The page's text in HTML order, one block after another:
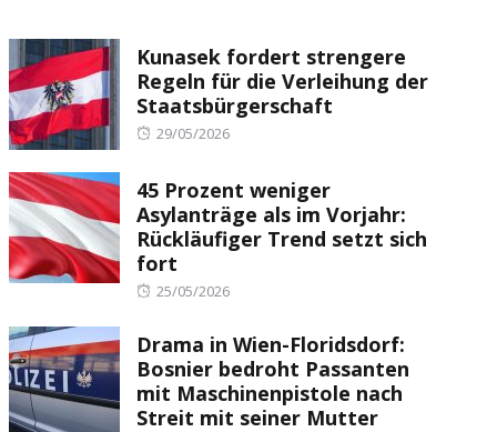
Kunasek fordert strengere
Regeln für die Verleihung der
Staatsbürgerschaft
Posted
29/05/2026
45 Prozent weniger
Asylanträge als im Vorjahr:
Rückläufiger Trend setzt sich
fort
Posted
25/05/2026
Drama in Wien-Floridsdorf:
Bosnier bedroht Passanten
mit Maschinenpistole nach
Streit mit seiner Mutter